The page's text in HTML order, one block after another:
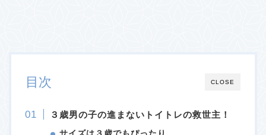
CLOSE
目次
３歳男の子の進まないトイトレの救世主！